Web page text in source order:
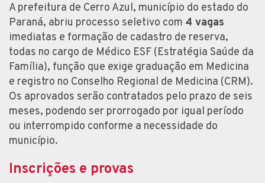
A prefeitura de Cerro Azul, município do estado do
Paraná, abriu processo seletivo com 4 vagas
imediatas e formação de cadastro de reserva,
todas no cargo de Médico ESF (Estratégia Saúde da
Família), função que exige graduação em Medicina
e registro no Conselho Regional de Medicina (CRM).
Os aprovados serão contratados pelo prazo de seis
meses, podendo ser prorrogado por igual período
ou interrompido conforme a necessidade do
município.
Inscrições e provas